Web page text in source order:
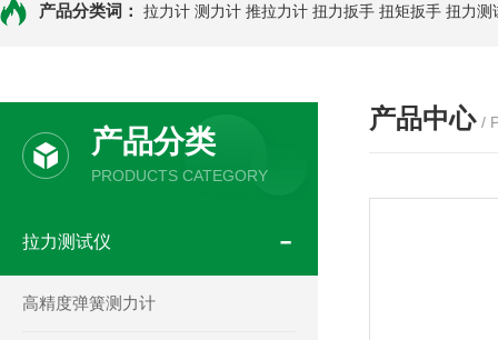
产品分类词： 拉力计 测力计 推拉力计 扭力扳手 扭矩扳手 扭力测
产品分类
PRODUCTS CATEGORY
拉力测试仪
高精度弹簧测力计
产品中心 /